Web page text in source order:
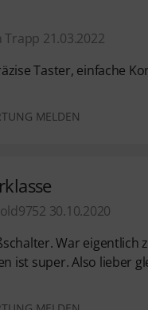
21.03.2022
Taster, einfache
MELDEN
30.10.2020
War
ist super. Also lieber